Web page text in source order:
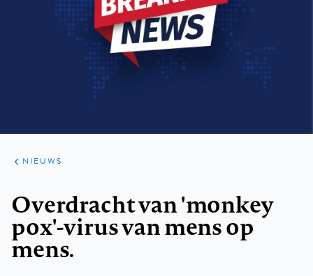
ARTIKELEN
HET
KORT
NIEUWS
Overdracht van 'monkey
pox'-virus van mens op
mens.